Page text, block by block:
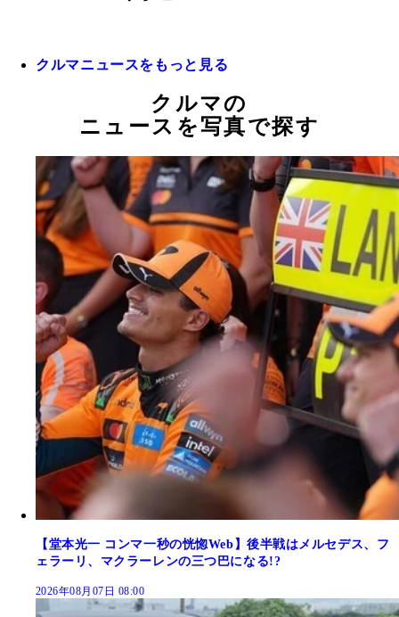
クルマニュースをもっと見る
クルマの
ニュースを写真で探す
【堂本光一 コンマ一秒の恍惚Web】後半戦はメルセデス、フ
ェラーリ、マクラーレンの三つ巴になる!?
2026年08月07日 08:00